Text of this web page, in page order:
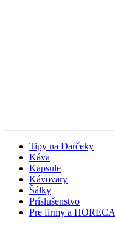
Tipy na Darčeky
Káva
Kapsule
Kávovary
Šálky
Príslušenstvo
Pre firmy a HORECA